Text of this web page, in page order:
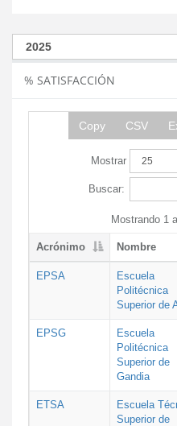
% SATISFACCIÓN
Copy CSV
Mostrar
Buscar:
Mostrando 1
Acrónimo Nombre
EPSA
Escuela
Politécnica
Superior de
EPSG
Escuela
Politécnica
Superior de
Gandia
ETSA
Escuela
Superior de